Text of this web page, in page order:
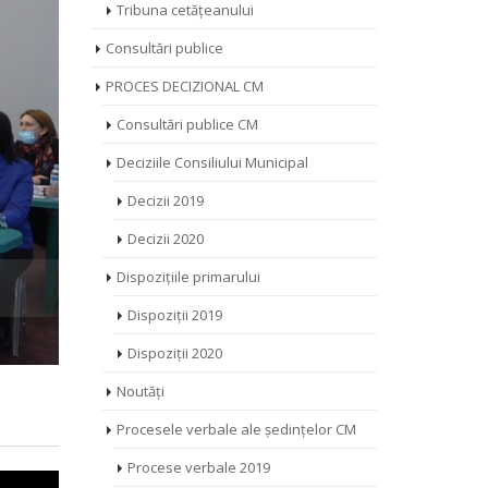
Tribuna cetățeanului
Consultări publice
PROCES DECIZIONAL CM
Consultări publice CM
Deciziile Consiliului Municipal
Decizii 2019
Decizii 2020
Dispozițiile primarului
Dispoziții 2019
Dispoziții 2020
Noutăți
Procesele verbale ale ședințelor CM
Procese verbale 2019